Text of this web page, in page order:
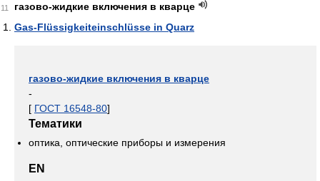
11
газово-жидкие включения в кварце
Gas-Flüssigkeiteinschlüsse in Quarz
газово-жидкие включения в кварце
-
[ ГОСТ 16548-80]
Тематики
оптика, оптические приборы и измерения
EN